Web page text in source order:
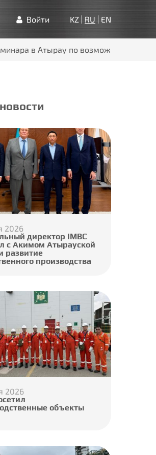
Войти KZ RU EN
в Атырау по возможностям
2026
директор IMBC
с Акимом Атырауской
развитие
производства
2026
объекты